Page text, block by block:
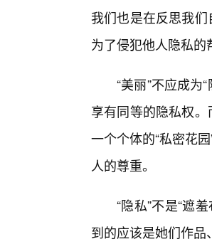
我们也是在反思我
为了侵犯他人隐私
“美丽”不应成为
享有同等的隐私权
一个个体的“私密花
人的尊重。
“隐私”不是“遮
到的应该是她们作